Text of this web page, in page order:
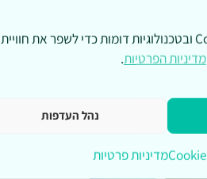
אנחנו משתמשים בקובצי Cookies ובטכנולוגיות דומות כדי לשפר את חוויית
מדיניות הפרטיות.
נהל העדפות
מדיניות פרטיות